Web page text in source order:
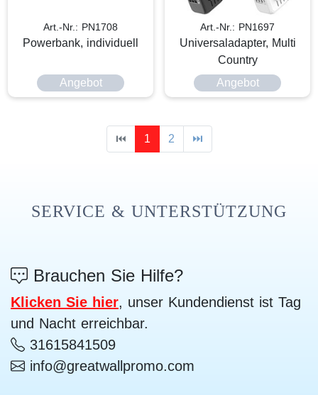
Art.-Nr.: PN1708
Powerbank, individuell
Angebot
Art.-Nr.: PN1697
Universaladapter, Multi
Country
Angebot
⏮ 1 2 ⏭
SERVICE & UNTERSTÜTZUNG
Brauchen Sie Hilfe?
Klicken Sie hier, unser Kundendienst ist Tag
und Nacht erreichbar.
31615841509
info@greatwallpromo.com